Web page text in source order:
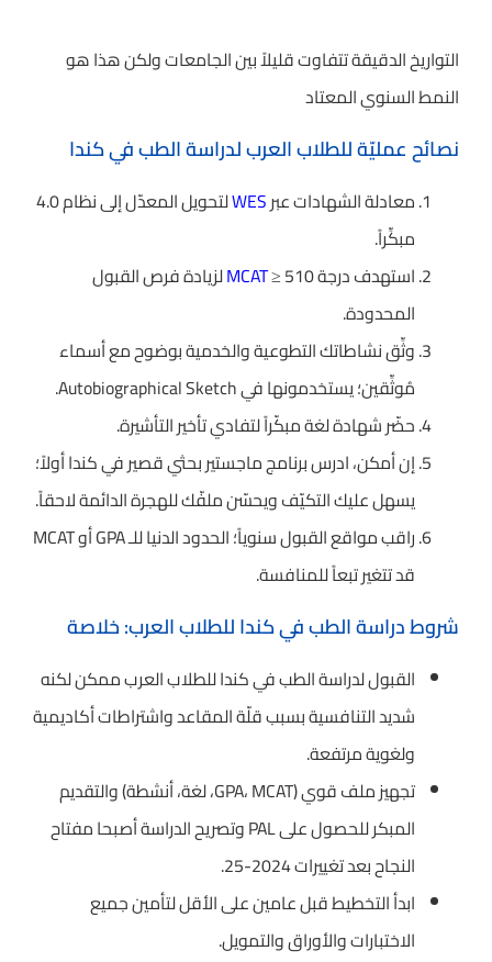
التواريخ الدقيقة تتفاوت قليلاً بين الجامعات ولكن هذا هو
النمط السنوي المعتاد
نصائح عمليّة للطلاب العرب لدراسة الطب في كندا
معادلة الشهادات عبرWES
لتحويل المعدّل إلى نظام 4.0
مبكِّراً.
استهدف درجة
MCAT≥ 510 لزيادة فرص القبول
المحدودة.
وثِّق نشاطاتك التطوعية والخدمية بوضوح مع أسماء
مُوثِّقين؛ يستخدمونها في Autobiographical Sketch.
حضّر شهادة لغة مبكّراً لتفادي تأخير التأشيرة.
إن أمكن، ادرس برنامج ماجستير بحثي قصير في كندا أولاً؛
يسهل عليك التكيّف ويحسّن ملفّك للهجرة الدائمة لاحقاً.
راقب مواقع القبول سنوياً؛ الحدود الدنيا للـ GPA أو MCAT
قد تتغير تبعاً للمنافسة.
شروط دراسة الطب في كندا للطلاب العرب: خلاصة
القبول لدراسة الطب في كندا للطلاب العرب ممكن لكنه
شديد التنافسية بسبب قلّة المقاعد واشتراطات أكاديمية
ولغوية مرتفعة.
تجهيز ملف قوي (GPA، MCAT، لغة، أنشطة) والتقديم
المبكر للحصول على PAL وتصريح الدراسة أصبحا مفتاح
النجاح بعد تغييرات 2024-25.
ابدأ التخطيط قبل عامين على الأقل لتأمين جميع
الاختبارات والأوراق والتمويل.